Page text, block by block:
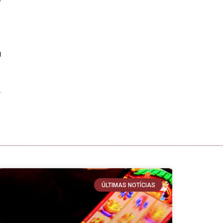
ÚLTIMAS NOTÍCIAS